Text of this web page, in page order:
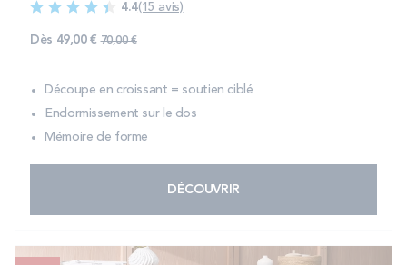
4.4(15 avis)
Dès 49,00 € Prix normal
70,00 €
Découpe en croissant = soutien ciblé
Endormissement sur le dos
Mémoire de forme
DÉCOUVRIR